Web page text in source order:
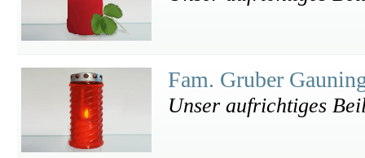
Fam. Gruber
Unser aufrichtiges